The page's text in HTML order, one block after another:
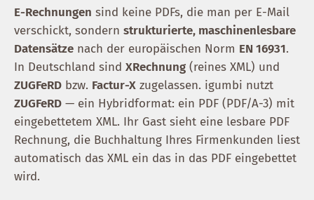
E-Rechnungen sind keine PDFs, die man per E-Mail
verschickt, sondern strukturierte, maschinenlesbare
Datensätze nach der europäischen Norm EN 16931.
In Deutschland sind XRechnung (reines XML) und
ZUGFeRD bzw. Factur-X zugelassen. igumbi nutzt
ZUGFeRD — ein Hybridformat: ein PDF (PDF/A-3) mit
eingebettetem XML. Ihr Gast sieht eine lesbare PDF
Rechnung, die Buchhaltung Ihres Firmenkunden liest
automatisch das XML ein das in das PDF eingebettet
wird.